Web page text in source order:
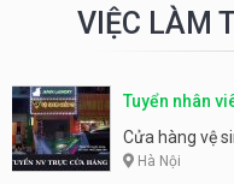
VIỆC LÀM
Tuyển nhân
Cửa hàng vệ
Hà Nội